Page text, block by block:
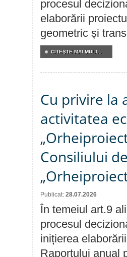
procesul
elaborării
geometric și
CITEŞTE MAI MULT...
Cu privire la
activitatea
Consiliului
Publicat: 28.07.2026
În temeiul art.9
procesul
inițierea
Raportului anual